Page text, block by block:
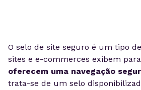
O selo de site seguro é um tipo de
sites e e-commerces exibem para
oferecem uma navegação
trata-se de um selo